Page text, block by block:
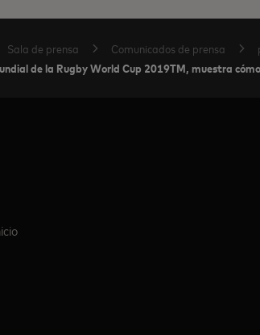
Sala de prensa Comunicados de prensa
de la Rugby World Cup 2019TM, muestra